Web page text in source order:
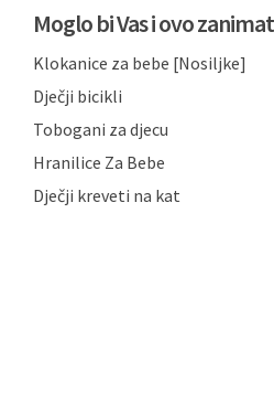
možete pročitati
primjenu
privatnost svojih
podataka te
trećim osobama
možete u svako
dane privole i
Moglo bi Vas i ovo
Klokanice za bebe [Nosiljke]
Dječji bicikli
Tobogani za djecu
Hranilice Za Bebe
Dječji kreveti na kat